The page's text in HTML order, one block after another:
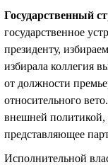
Государственный
государственное
президенту,
избирала коллегия
от должности
относительного
внешней политикой,
представляющее
Исполнительной